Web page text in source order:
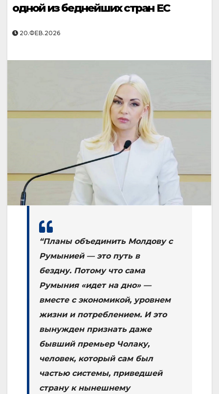
одной из беднейших стран ЕС
20.ФЕВ.2026
“Планы объединить Молдову с
Румынией — это путь в
бездну. Потому что сама
Румыния «идет на дно» —
вместе с экономикой, уровнем
жизни и потреблением. И это
вынужден признать даже
бывший премьер Чолаку,
человек, который сам был
частью системы, приведшей
страну к нынешнему